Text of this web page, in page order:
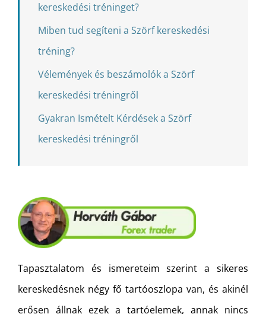
kereskedési tréninget?
Miben tud segíteni a Szörf kereskedési
tréning?
Vélemények és beszámolók a Szörf
kereskedési tréningről
Gyakran Ismételt Kérdések a Szörf
kereskedési tréningről
Tapasztalatom és ismereteim szerint a sikeres
kereskedésnek négy fő tartóoszlopa van, és akinél
erősen állnak ezek a tartóelemek, annak nincs